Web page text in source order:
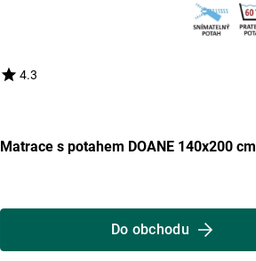
4.3
Matrace s potahem DOANE 140x200 cm
Do obchodu